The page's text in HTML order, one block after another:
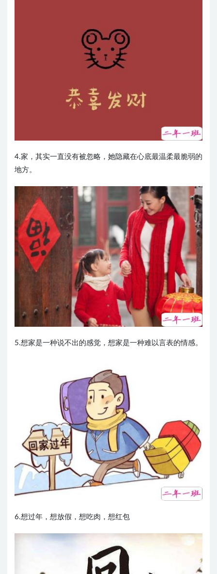
4.家，其实一直没有被忽略，她隐藏在心底最温柔最脆弱的
地方。
5.想家是一种说不出的感觉，想家是一种难以言表的情感。
6.想过年，想放假，想吃肉，想红包